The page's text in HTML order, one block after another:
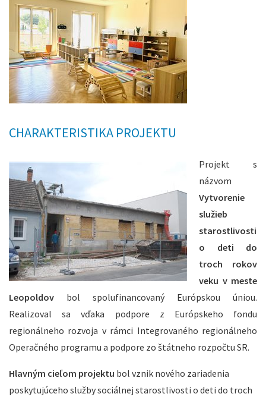
CHARAKTERISTIKA PROJEKTU
Projekt s
názvom
Vytvorenie
služieb
starostlivosti
o deti do
troch rokov
veku v meste
Leopoldov bol spolufinancovaný Európskou úniou.
Realizoval sa vďaka podpore z Európskeho fondu
regionálneho rozvoja v rámci Integrovaného regionálneho
Operačného programu a podpore zo štátneho rozpočtu SR.
Hlavným cieľom projektu bol vznik nového zariadenia
poskytujúceho služby sociálnej starostlivosti o deti do troch